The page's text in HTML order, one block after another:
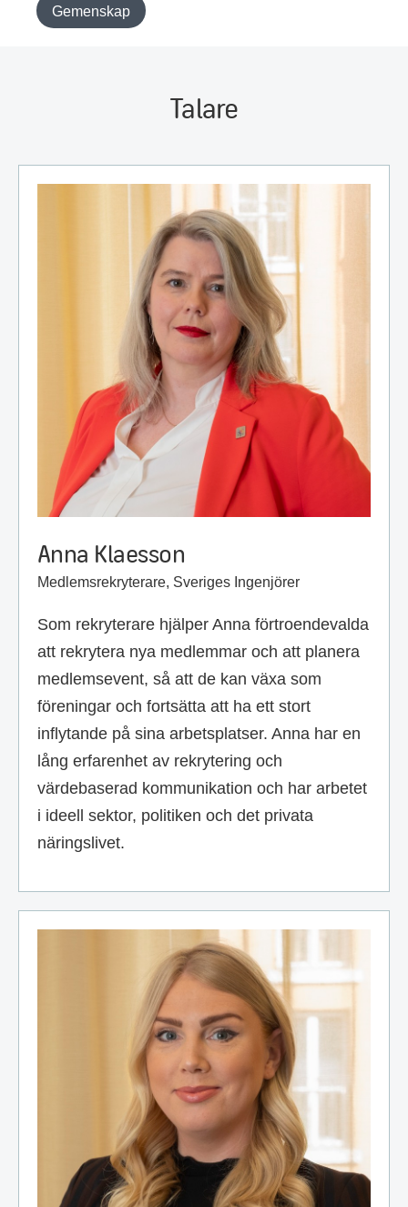
Gemenskap
Talare
Anna Klaesson
Medlemsrekryterare, Sveriges Ingenjörer
Som rekryterare hjälper Anna förtroendevalda
att rekrytera nya medlemmar och att planera
medlemsevent, så att de kan växa som
föreningar och fortsätta att ha ett stort
inflytande på sina arbetsplatser. Anna har en
lång erfarenhet av rekrytering och
värdebaserad kommunikation och har arbetet
i ideell sektor, politiken och det privata
näringslivet.